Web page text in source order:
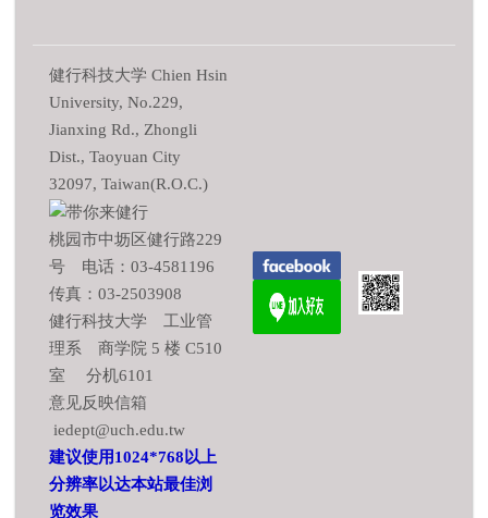
健行科技大学 Chien Hsin
University, No.229,
Jianxing Rd., Zhongli
Dist., Taoyuan City
32097, Taiwan(R.O.C.)
桃园市中坜区健行路229
号 电话：03-4581196
传真：03-2503908
健行科技大学 工业管
理系 商学院 5 楼 C510
室 分机6101
意见反映信箱
iedept@uch.edu.tw
建议使用1024*768以上
分辨率以达本站最佳浏
览效果